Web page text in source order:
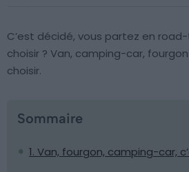
C’est décidé, vous partez en
choisir ? Van, camping-car,
choisir.
Sommaire
1. Van, fourgon, camping-car,